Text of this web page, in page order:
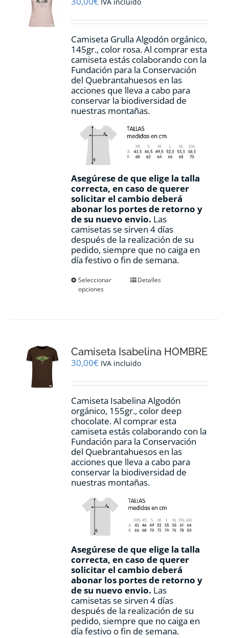
en
página
de
producto
Camiseta Grulla Algodón orgánico,
145gr., color rosa. Al comprar esta
camiseta estás colaborando con la
Fundación para la Conservación
del Quebrantahuesos en las
acciones que lleva a cabo para
conservar la biodiversidad de
nuestras montañas.
Asegúrese de que elige la talla
correcta, en caso de querer
solicitar el cambio deberá
abonar los portes de retorno y
de su nuevo envio. Las
camisetas se sirven 4 días
después de la realización de su
pedido, siempre que no caiga en
día festivo o fin de semana.
Seleccionar
opciones
Este
se
pueden
en
página
de
producto
Detalles
Camiseta Isabelina HOMBRE
30,00€ IVA incluido
Camiseta Isabelina Algodón
orgánico, 155gr., color deep
chocolate.Al comprar esta
camiseta estás colaborando con la
Fundación para la Conservación
del Quebrantahuesos en las
acciones que lleva a cabo para
conservar la biodiversidad de
nuestras montañas.
Asegúrese de que elige la talla
correcta, en caso de querer
solicitar el cambio deberá
abonar los portes de retorno y
de su nuevo envio. Las
camisetas se sirven 4 días
después de la realización de su
pedido, siempre que no caiga en
día festivo o fin de semana.